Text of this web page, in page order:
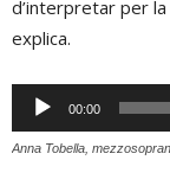
d’interpretar per
explica.
Reproductor
d'àudio
00:00
Anna Tobella,